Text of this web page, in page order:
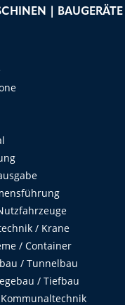
|
/ Krane
/ Container
/ Tunnelbau
/ Tiefbau